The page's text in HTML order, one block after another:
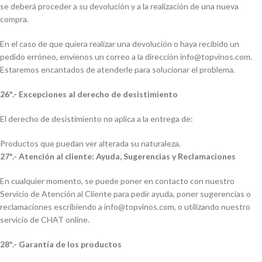
se deberá proceder a su devolución y a la realización de una nueva
compra.
En el caso de que quiera realizar una devolución o haya recibido un
pedido erróneo, envíenos un correo a la dirección info@topvinos.com.
Estaremos encantados de atenderle para solucionar el problema.
26º.- Excepciones al derecho de desistimiento
El derecho de desistimiento no aplica a la entrega de:
Productos que puedan ver alterada su naturaleza.
27º.- Atención al cliente: Ayuda, Sugerencias y Reclamaciones
En cualquier momento, se puede poner en contacto con nuestro
Servicio de Atención al Cliente para pedir ayuda, poner sugerencias o
reclamaciones escribiendo a info@topvinos.com, o utilizando nuestro
servicio de CHAT online.
28º.- Garantía de los productos